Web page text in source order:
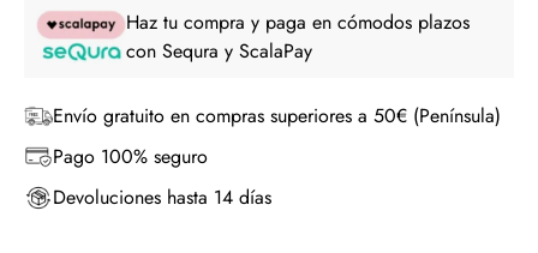
Haz tu compra y paga en cómodos plazos
con Sequra y ScalaPay
Envío gratuito en compras superiores a 50€ (Península)
Pago 100% seguro
Devoluciones hasta 14 días